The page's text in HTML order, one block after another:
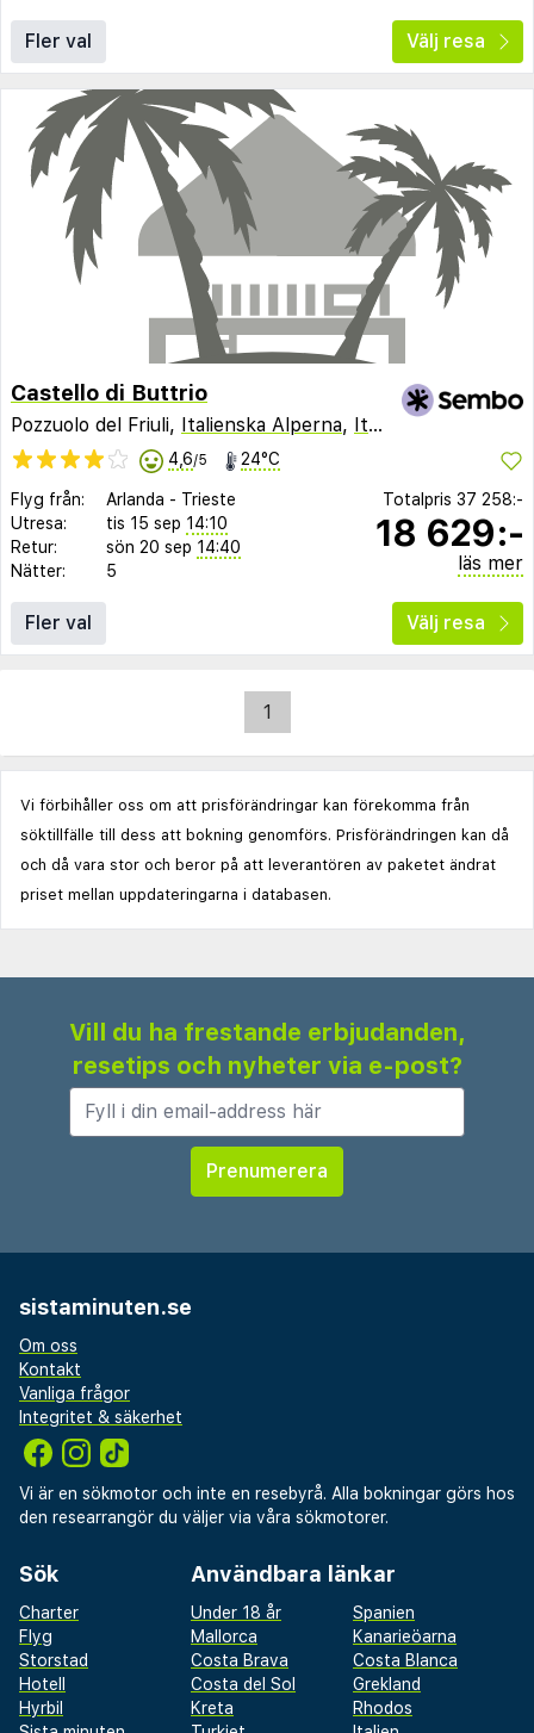
Fler val Välj resa
Castello di Buttrio
Pozzuolo del Friuli, Italienska Alperna, Italien
4,6/5 24°C
Flyg från: Arlanda - Trieste
Utresa:
tis 15 sep 14:10
Retur:
sön 20 sep 14:40
Nätter:
5
Totalpris 37 258:-
18 629:-
läs mer
Fler val Välj resa
1
Vi förbihåller oss om att prisförändringar kan förekomma från
söktillfälle till dess att bokning genomförs. Prisförändringen kan då
och då vara stor och beror på att leverantören av paketet ändrat
priset mellan uppdateringarna i databasen.
Vill du ha frestande erbjudanden,
resetips och nyheter via e-post?
sistaminuten.se
Om oss
Kontakt
Vanliga frågor
Integritet & säkerhet
Vi är en sökmotor och inte en resebyrå. Alla bokningar görs hos
den researrangör du väljer via våra sökmotorer.
Sök
Charter
Flyg
Storstad
Hotell
Hyrbil
Användbara länkar
Under 18 år
Spanien
Mallorca
Kanarieöarna
Costa Brava
Costa Blanca
Costa del Sol
Grekland
Kreta
Rhodos